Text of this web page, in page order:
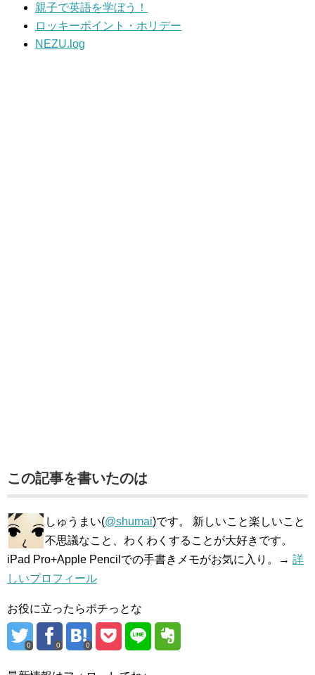
親子で英語を学ぼう！
ロッキーポイント・ホリデー
NEZU.log
この記事を書いたのは
しゅうまい(@shumai)です。 新しいこと楽しいこと
不思議なこと、わくわくすることが大好きです。
iPad Pro+Apple Pencilでの手書きメモがお気に入り。→ 詳
しいプロフィール
お役に立ったらポチっとな
0 0 0